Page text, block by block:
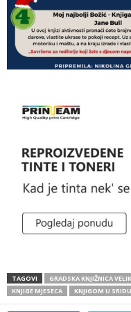
TAGOVI GRADSKA KNJIŽNICA
KNJIGE MJESECA
KNJIGOM U SRIDU